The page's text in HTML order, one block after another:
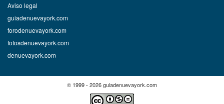
Aviso legal
guiadenuevayork.com
forodenuevayork.com
fotosdenuevayork.com
denuevayork.com
© 1999 - 2026 guiadenuevayork.com